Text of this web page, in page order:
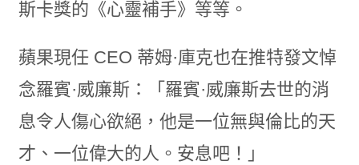
斯卡獎的《心靈補手》等等。
蘋果現任 CEO 蒂姆·庫克也在推特發文悼
念羅賓·威廉斯：「羅賓·威廉斯去世的消
息令人傷心欲絕，他是一位無與倫比的天
才、一位偉大的人。安息吧！」